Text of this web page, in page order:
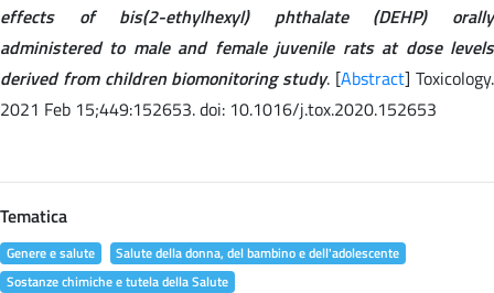
effects of bis(2-ethylhexyl) phthalate (DEHP) orally
administered to male and female juvenile rats at dose levels
derived from children biomonitoring study. [Abstract] Toxicology.
2021 Feb 15;449:152653. doi: 10.1016/j.tox.2020.152653
Tematica
Genere e salute
Salute della donna, del bambino e dell'adolescente
Sostanze chimiche e tutela della Salute